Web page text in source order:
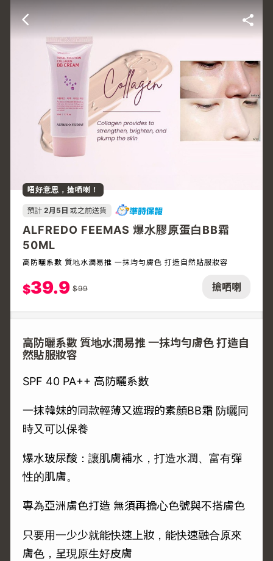
搶哂喇
唔好意思，搶哂喇！
預計 2月5日 或之前送貨
ALFREDO FEEMAS 爆水膠原蛋白BB霜
50ML
高防曬系數 質地水潤易推 一抹均勻膚色 打造自然貼服妝容
$39.9 $99
高防曬系數 質地水潤易推 一抹均勻膚色 打造自
然貼服妝容
SPF 40 PA++ 高防曬系數
一抹韓妹的同款輕薄又遮瑕的素顏BB霜 防曬同
時又可以保養
爆水玻尿酸：讓肌膚補水，打造水潤、富有彈
性的肌膚。
專為亞洲膚色打造 無須再擔心色號與不搭膚色
只要用一少少就能快速上妝，能快速融合原來
膚色，呈現原生好皮膚